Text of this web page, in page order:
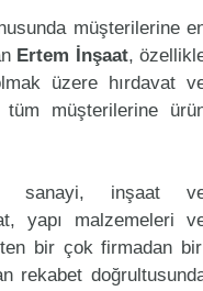
müşterilerine
Ertem İnşaat,
üzere hırdavat
müşterilerine
sanayi, inşaat
yapı malzemeleri
bir çok firmadan
rekabet